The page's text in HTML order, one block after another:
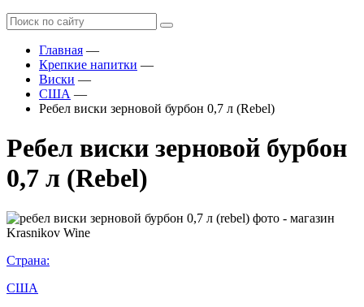
Главная —
Крепкие напитки —
Виски —
США —
Ребел виски зерновой бурбон 0,7 л (Rebel)
Ребел виски зерновой бурбон
0,7 л (Rebel)
Страна:
США